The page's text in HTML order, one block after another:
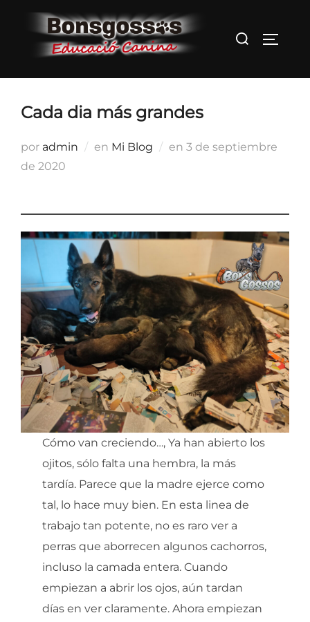
contenido
Buscar:
Cada dia más grandes
por admin en Mi Blog en Publicado
3 de septiembre
de 2020
Cómo van creciendo…, Ya han abierto los
ojitos, sólo falta una hembra, la más
tardía. Parece que la madre ejerce como
tal, lo hace muy bien. En esta linea de
trabajo tan potente, no es raro ver a
perras que aborrecen algunos cachorros,
incluso la camada entera. Cuando
empiezan a abrir los ojos, aún tardan
días en ver claramente. Ahora empiezan